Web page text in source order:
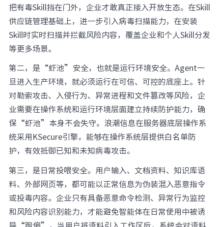
把有毒Skill挡在门外，企业才敢真正接入开放生态。在Skill
供应链管理基础上，进一步引入病毒扫描能力，在安装
Skill时实时扫描并拦截风险内容，覆盖企业和个人Skill分发
等更多场景。
第二，是“虾池”安全，也就是运行环境安全。Agent一
旦进入生产环境，就必须运行在可信、可控的底座上。针
对勒索攻击、入侵行为、异常进程和文件篡改等风险，企
业需要在操作系统和运行环境层面建立持续防护能力，确
保“虾池”本身不会失守。浪潮信息在服务器底层操作系
统采用KSecure引擎，能够在操作系统层提供白名单防
护，有效抵御已知和未知病毒攻击。
第三，是日常投喂安全。用户输入、文档资料、知识库语
料、外部网页等，都可能以正常信息为伪装混入恶意指令
或投毒内容。企业只有具备恶意命令检测、异常行为监控
和风险内容识别能力，才能避免智能体在日常使用中被诱